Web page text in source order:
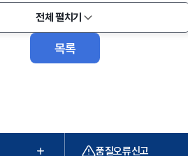
전체 펼치기
목록
품질오류신고